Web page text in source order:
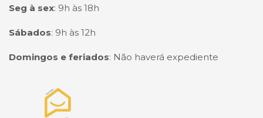
Seg à sex: 9h às 18h
Sábados: 9h às 12h
Domingos e feriados: Não haverá expediente
Página inicial